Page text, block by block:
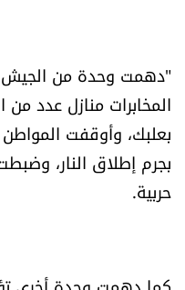
تحت المجهر
آراء
اقتصاد
الصحافة الإسرائيلية
"دهمت وحدة من الجيش
المخابرات منازل عدد
بعلبك، وأوقفت
بجرم إطلاق النار،
حربية.